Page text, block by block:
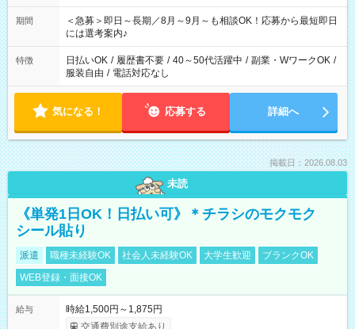
ば前職が、 在宅/財団法人/事務/コールセンター/受付/販売/カフェ
スタッフ スイーツ販売/ホテルフロント/化粧品販売/など 様々な
業界から入社して活躍されています♪
期間
＜急募＞即日～長期／8月～9月～も相談OK！応募から最短即日
には選考案内♪
特徴 日払いOK / 履歴書不要 / 40～50代活躍中 / 副業・WワークOK /
服装自由 / 電話対応なし
気になる！ 応募する 詳細へ
掲載日：2026.08.03
未読
《単発1日OK！日払い可》＊チラシのモクモク
シール貼り
派遣 職種未経験OK 社会人未経験OK 大学生歓迎
ブランクOK
WEB登録・面接OK
給与
時給1,500円～1,875円
交通費別途支給あり